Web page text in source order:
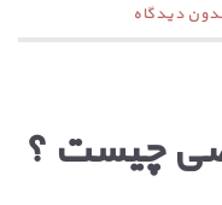
دیدگاه
چیست ؟